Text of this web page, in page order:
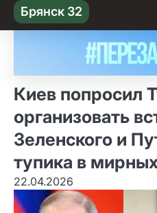
Skip
to content
Брянск 32
Киев попросил
организовать
Зеленского и
тупика в
22.04.2026